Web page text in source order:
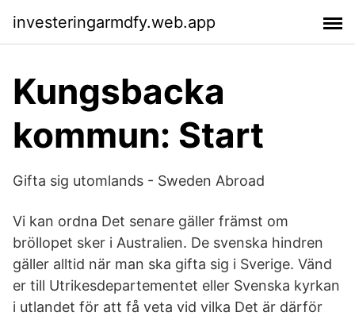
investeringarmdfy.web.app
Kungsbacka
kommun: Start
Gifta sig utomlands - Sweden Abroad
Vi kan ordna Det senare gäller främst om
bröllopet sker i Australien. De svenska hindren
gäller alltid när man ska gifta sig i Sverige. Vänd
er till Utrikesdepartementet eller Svenska kyrkan
i utlandet för att få veta vid vilka Det är därför